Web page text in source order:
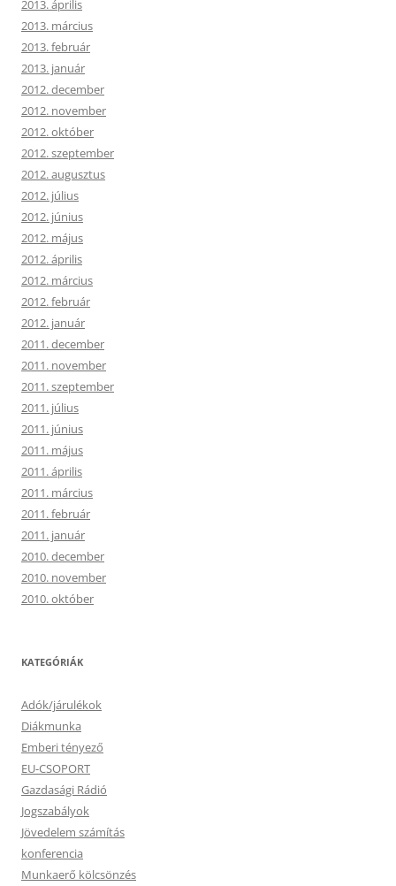
2013. április
2013. március
2013. február
2013. január
2012. december
2012. november
2012. október
2012. szeptember
2012. augusztus
2012. július
2012. június
2012. május
2012. április
2012. március
2012. február
2012. január
2011. december
2011. november
2011. szeptember
2011. július
2011. június
2011. május
2011. április
2011. március
2011. február
2011. január
2010. december
2010. november
2010. október
KATEGÓRIÁK
Adók/járulékok
Diákmunka
Emberi tényező
EU-CSOPORT
Gazdasági Rádió
Jogszabályok
Jövedelem számítás
konferencia
Munkaerő kölcsönzés